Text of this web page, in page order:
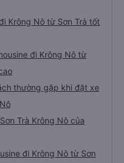
Krông Nô từ Sơn Trà tốt
đi Krông Nô từ
thường gặp khi đặt xe
Trà Krông Nô của
đi Krông Nô từ Sơn